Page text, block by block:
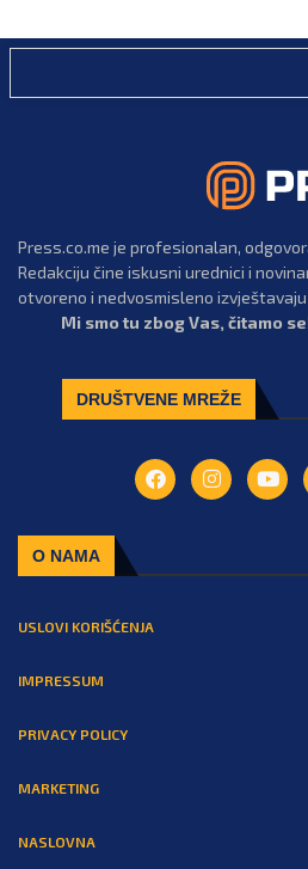
Press.co.me je profesionalan,
Redakciju čine iskusni urednici i
otvoreno i nedvosmisleno
Mi smo tu zbog Vas, čitamo
DRUŠTVENE MREŽE
O NAMA
USLOVI KORIŠĆENJA
IMPRESSUM
PRIVACY POLICY
MARKETING
NASLOVNA